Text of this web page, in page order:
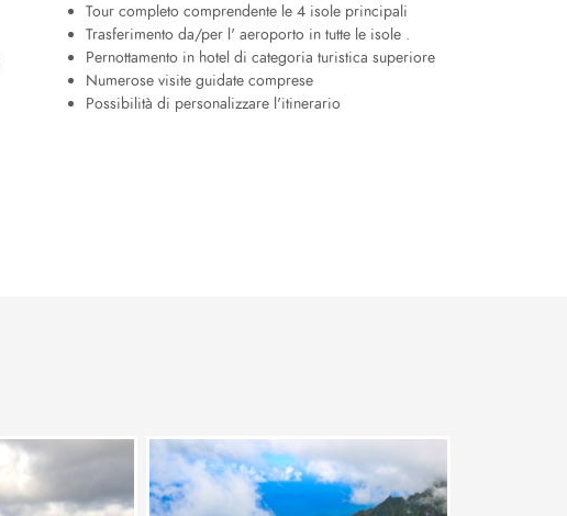
Tour completo comprendente le 4 isole principali
Trasferimento da/per l' aeroporto in tutte le isole .
Pernottamento in hotel di categoria turistica superiore
Numerose visite guidate comprese
Possibilità di personalizzare l'itinerario